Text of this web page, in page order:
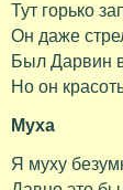
Тут горько
Он даже
Был Дарвин
Но он
Муха
Я муху